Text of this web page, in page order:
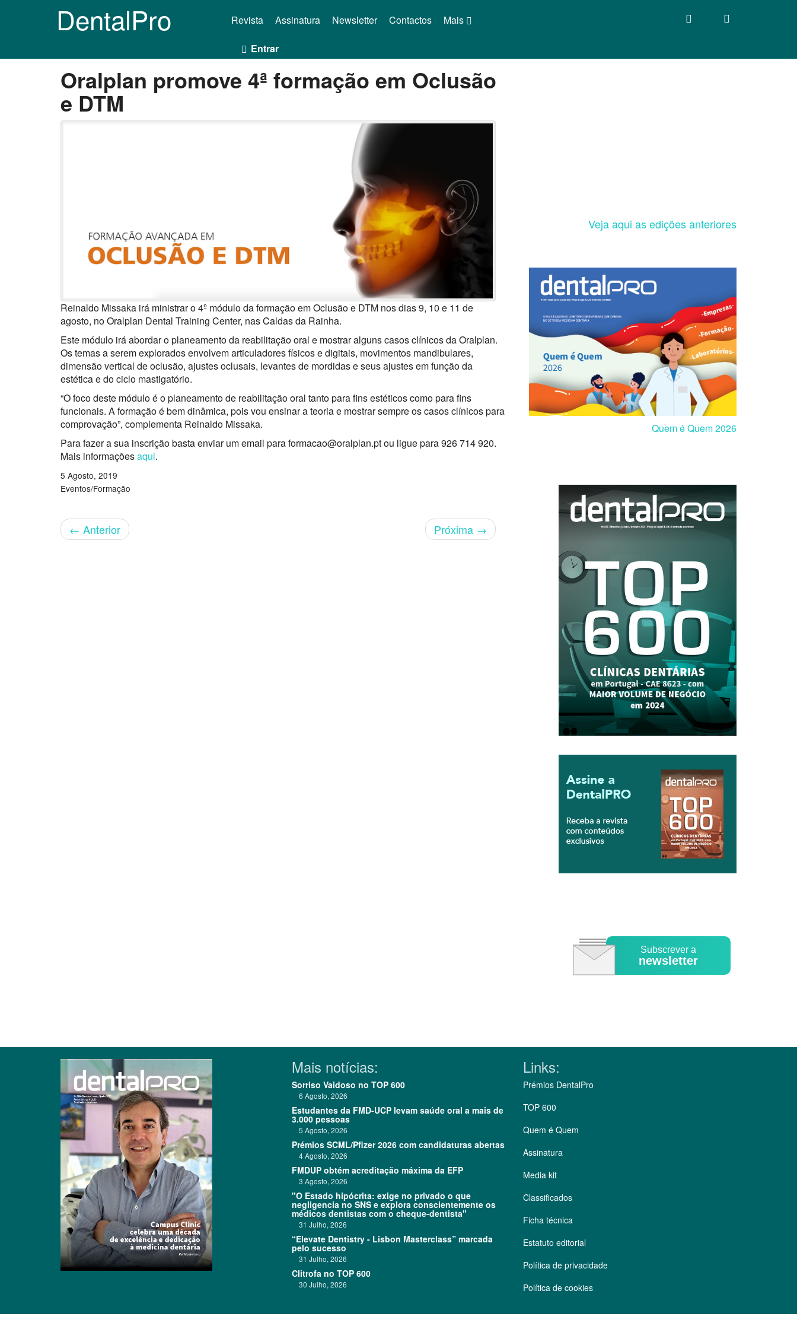
DentalPro Mais
Revista Assinatura Newsletter Contactos
Entrar
Oralplan promove 4ª formação em Oclusão
e DTM
Reinaldo Missaka irá ministrar o 4º módulo da formação em Oclusão e DTM nos dias 9, 10 e 11 de
agosto, no Oralplan Dental Training Center, nas Caldas da Rainha.
Este módulo irá abordar o planeamento da reabilitação oral e mostrar alguns casos clínicos da Oralplan.
Os temas a serem explorados envolvem articuladores físicos e digitais, movimentos mandibulares,
dimensão vertical de oclusão, ajustes oclusais, levantes de mordidas e seus ajustes em função da
estética e do ciclo mastigatório.
“O foco deste módulo é o planeamento de reabilitação oral tanto para fins estéticos como para fins
funcionais. A formação é bem dinâmica, pois vou ensinar a teoria e mostrar sempre os casos clínicos para
comprovação”, complementa Reinaldo Missaka.
Para fazer a sua inscrição basta enviar um email para formacao@oralplan.pt ou ligue para 926 714 920.
Mais informaçõesaqui.
5 Agosto, 2019
Eventos/Formação
← Anterior Próxima →
Veja aqui as edições anteriores
Quem é Quem 2026
Subscrever a
newsletter
Clique para ler
Mais notícias:
Sorriso Vaidoso no TOP 600
6 Agosto, 2026
Estudantes da FMD-UCP levam saúde oral a mais de
3.000 pessoas
5 Agosto, 2026
Prémios SCML/Pfizer 2026 com candidaturas abertas
4 Agosto, 2026
FMDUP obtém acreditação máxima da EFP
3 Agosto, 2026
"O Estado hipócrita: exige no privado o que
negligencia no SNS e explora conscientemente os
médicos dentistas com o cheque-dentista"
31 Julho, 2026
“Elevate Dentistry - Lisbon Masterclass” marcada
pelo sucesso
31 Julho, 2026
Clitrofa no TOP 600
30 Julho, 2026
Links:
Prémios DentalPro
TOP 600
Quem é Quem
Assinatura
Media kit
Classificados
Ficha técnica
Estatuto editorial
Política de privacidade
Política de cookies